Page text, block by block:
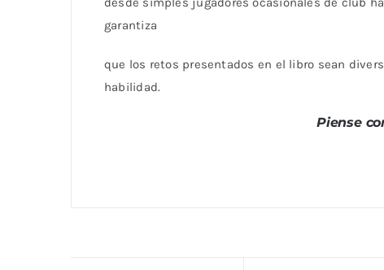
garantiza
que los retos presentados en el libro sean
habilidad.
Piense